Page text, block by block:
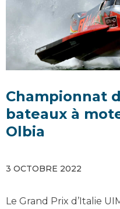
Championnat
bateaux à
Olbia
3 OCTOBRE 2022
Le Grand Prix d’Italie